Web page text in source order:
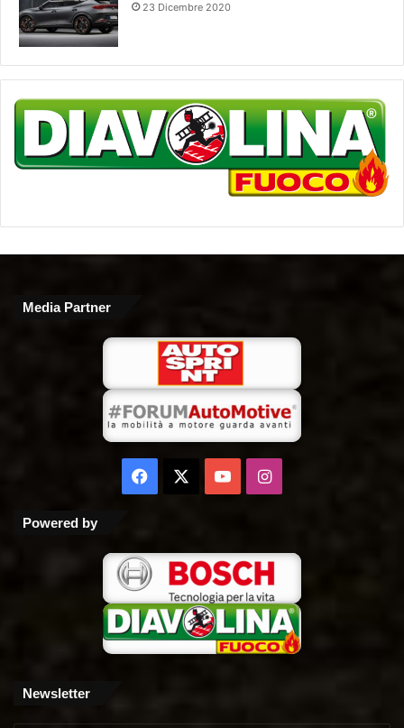
23 Dicembre 2020
Media Partner
Facebook
You Instagram
Powered by
Newsletter